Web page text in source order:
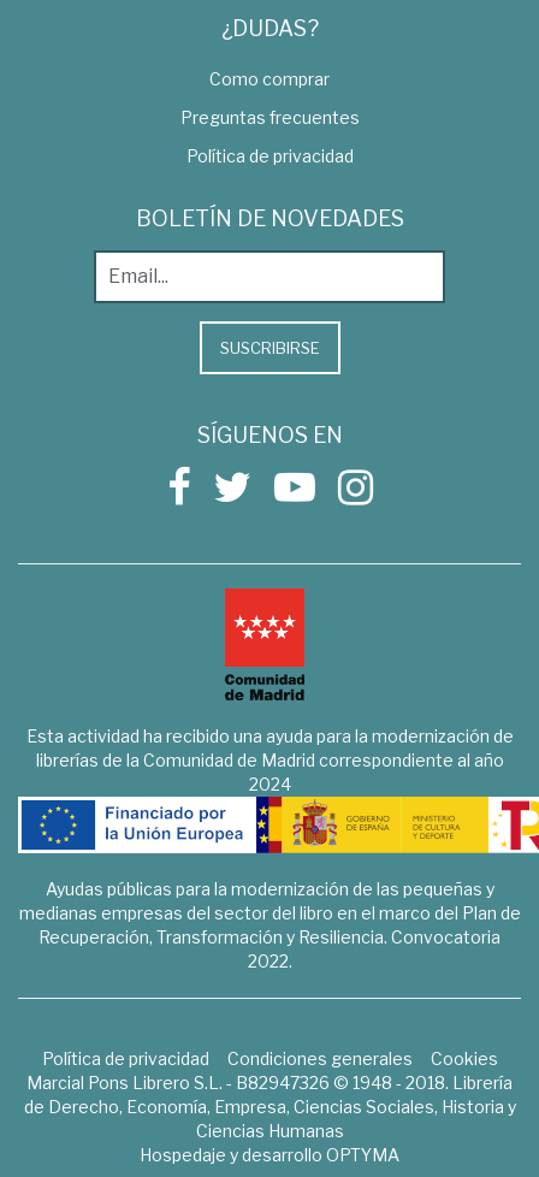
¿DUDAS?
Como comprar
Preguntas frecuentes
Política de privacidad
BOLETÍN DE NOVEDADES
SUSCRIBIRSE
SÍGUENOS EN
Esta actividad ha recibido una ayuda para la modernización de
librerías de la Comunidad de Madrid correspondiente al año
2024
Ayudas públicas para la modernización de las pequeñas y
medianas empresas del sector del libro en el marco del Plan de
Recuperación, Transformación y Resiliencia. Convocatoria
2022.
Política de privacidad Condiciones generales
Cookies
Marcial Pons Librero S.L. - B82947326 © 1948 - 2018. Librería
de Derecho, Economía, Empresa, Ciencias Sociales, Historia y
Ciencias Humanas
Hospedaje y desarrollo OPTYMA